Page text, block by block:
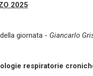
2025
giornata - Giancarlo
respiratorie